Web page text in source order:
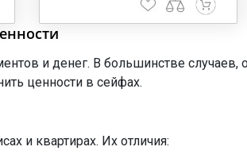
и денег. В большинстве случаев,
ценности в сейфах.
и квартирах. Их отличия: